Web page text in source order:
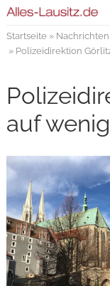
Verlag
Kontakt
Impressum
Startseite» Nachrichten
» Polizeidirektion
auf